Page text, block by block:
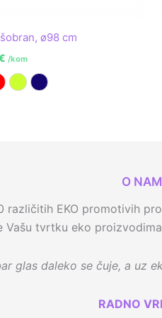
ø98 cm
/kom
Limeta zelena
Navy plava
O
različitih EKO promotivih
Vašu tvrtku eko
glas daleko se čuje, a uz
RADNO